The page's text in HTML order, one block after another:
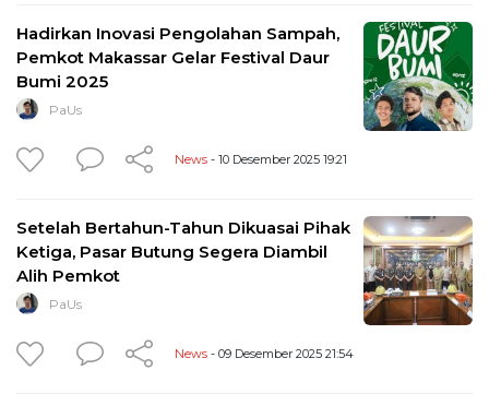
Hadirkan Inovasi Pengolahan Sampah,
Pemkot Makassar Gelar Festival Daur
Bumi 2025
PaUs
News - 10 Desember 2025 19:21
Setelah Bertahun-Tahun Dikuasai Pihak
Ketiga, Pasar Butung Segera Diambil
Alih Pemkot
PaUs
News - 09 Desember 2025 21:54